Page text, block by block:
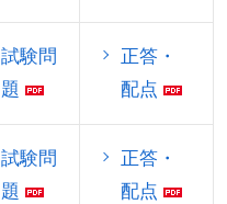
試験問
題
正答・
配点
試験問
題
正答・
配点